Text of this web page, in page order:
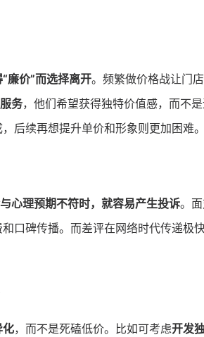
廉价”而选择离开。频繁做价格战让门
务，他们希望获得独特价值感，而不
后续再想提升单价和形象则更加困难。
心理预期不符时，就容易产生投诉。面
口碑传播。而差评在网络时代传递极快
化，而不是死磕低价。比如可考虑开发